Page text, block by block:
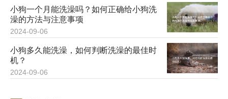
小狗一个月能洗澡吗？如何正确给小狗洗
澡的方法与注意事项
2024-09-06
小狗多久能洗澡，如何判断洗澡的最佳时
机？
2024-09-06